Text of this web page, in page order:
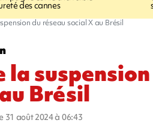
des cannes
du réseau social X au Brésil
la
Brésil
31 août 2024 à 06:43